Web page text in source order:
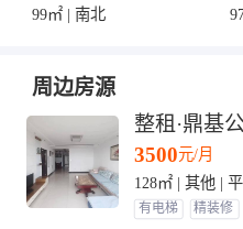
99㎡ | 南北
周边房源
整租·鼎基
3500元/月
128㎡ | 其他 |
有电梯 精装修